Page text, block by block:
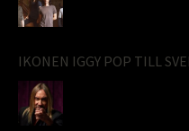
IKONEN IGGY POP TILL